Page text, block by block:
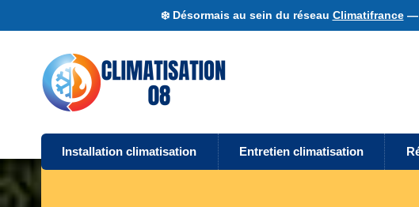
❄️ Désormais au sein du réseau Climatifrance—
Installation climatisation Entretien climatisation